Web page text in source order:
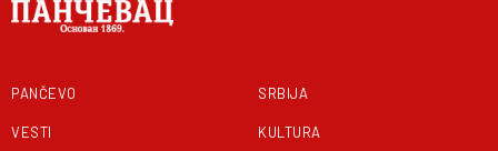
PANČEVO
VESTI
SRBIJA
KULTURA